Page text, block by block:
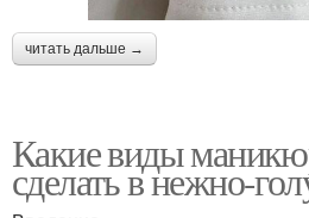
читать дальше →
Какие виды
сделать в нежно-